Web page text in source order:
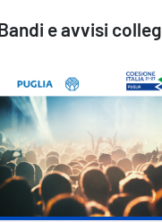
Bandi e avvisi